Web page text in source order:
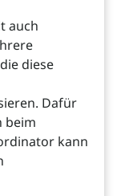
auch
diese
Dafür
beim
kann